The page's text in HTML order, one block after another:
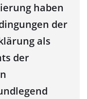
haben
der
als
der